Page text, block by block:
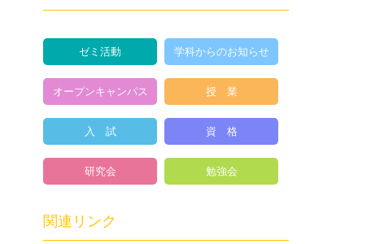
ゼミ活動 学科からのお知らせ
オープンキャンパス 授 業
入 試 資 格
研究会 勉強会
関連リンク